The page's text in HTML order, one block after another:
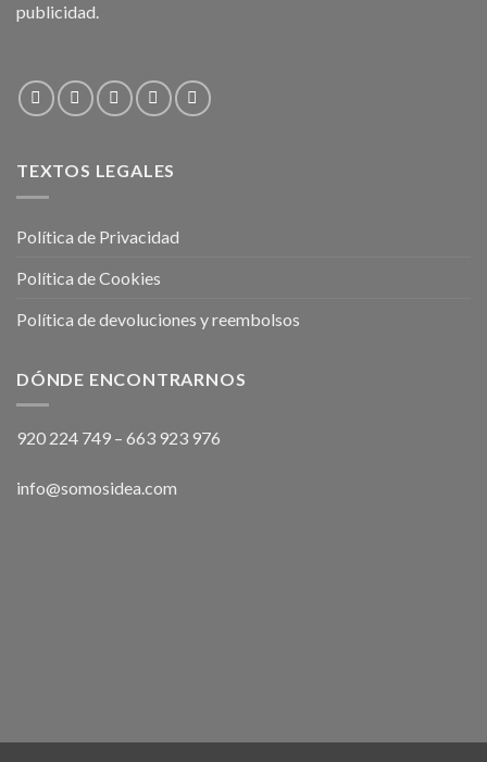
publicidad.
TEXTOS LEGALES
Política de Privacidad
Política de Cookies
Política de devoluciones y reembolsos
DÓNDE ENCONTRARNOS
920 224 749 – 663 923 976
info@somosidea.com